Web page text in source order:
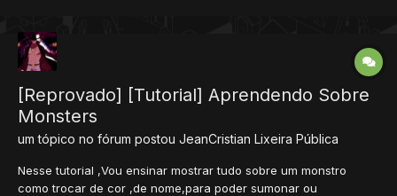
[Reprovado] [Tutorial] Aprendendo Sobre
Monsters
um tópico no fórum postou JeanCristian Lixeira Pública
Nesse tutorial ,Vou ensinar mostrar tudo sobre um monstro
como trocar de cor ,de nome,para poder sumonar ou